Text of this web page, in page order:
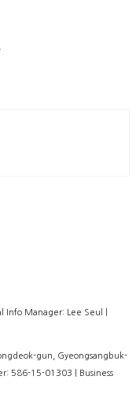
Info Manager: Lee Seul |
gun, Gyeongsangbuk-
586-15-01303 | Business